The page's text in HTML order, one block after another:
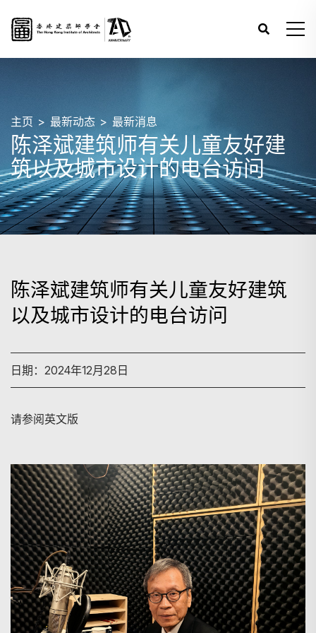
搜寻
主页 最新动态 最新消息
陈泽斌建筑师有关儿童友好建
筑以及城市设计的电台访问
陈泽斌建筑师有关儿童友好建筑
以及城市设计的电台访问
日期：2024年12月28日
请参阅英文版